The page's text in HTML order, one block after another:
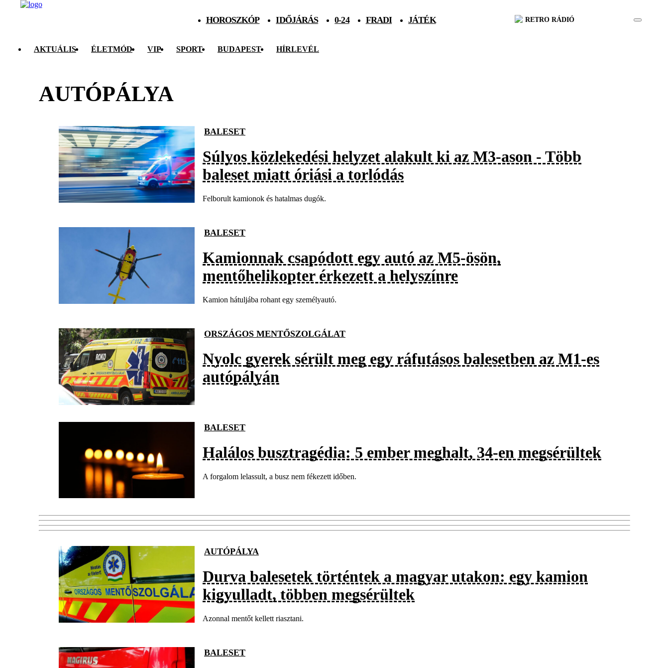
HOROSZKÓP IDŐJÁRÁS 0-24 FRADI JÁTÉK RETRO RÁDIÓ
AKTUÁLIS ÉLETMÓD VIP SPORT BUDAPEST HÍRLEVÉL
AUTÓPÁLYA
BALESET
Súlyos közlekedési helyzet alakult ki az M3-ason - Több
baleset miatt óriási a torlódás
Felborult kamionok és hatalmas dugók.
BALESET
Kamionnak csapódott egy autó az M5-ösön,
mentőhelikopter érkezett a helyszínre
Kamion hátuljába rohant egy személyautó.
ORSZÁGOS MENTŐSZOLGÁLAT
Nyolc gyerek sérült meg egy ráfutásos balesetben az M1-es
autópályán
BALESET
Halálos busztragédia: 5 ember meghalt, 34-en megsérültek
A forgalom lelassult, a busz nem fékezett időben.
AUTÓPÁLYA
Durva balesetek történtek a magyar utakon: egy kamion
kigyulladt, többen megsérültek
Azonnal mentőt kellett riasztani.
BALESET